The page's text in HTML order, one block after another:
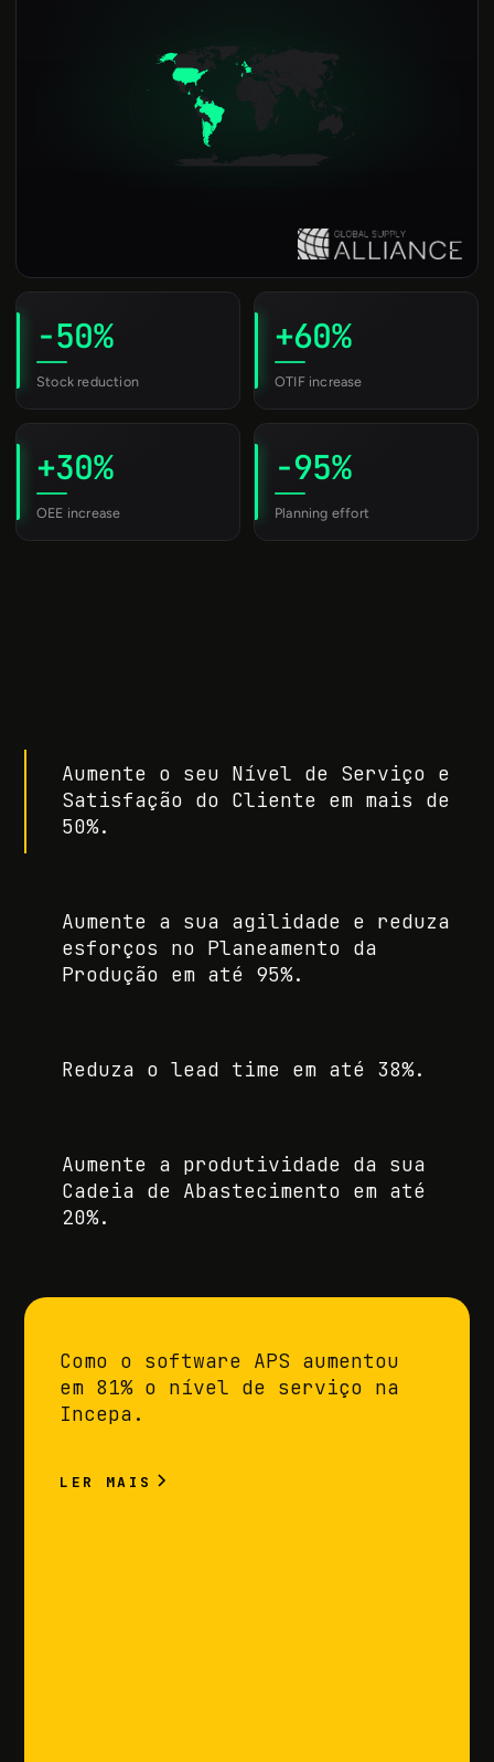
Aumente o seu Nível de Serviço e
Satisfação do Cliente em mais de
50%.
Aumente a sua agilidade e reduza
esforços no Planeamento da
Produção em até 95%.
Reduza o lead time em até 38%.
Aumente a produtividade da sua
Cadeia de Abastecimento em até
20%.
Como o software APS aumentou
em 81% o nível de serviço na
Incepa.
LER MAIS